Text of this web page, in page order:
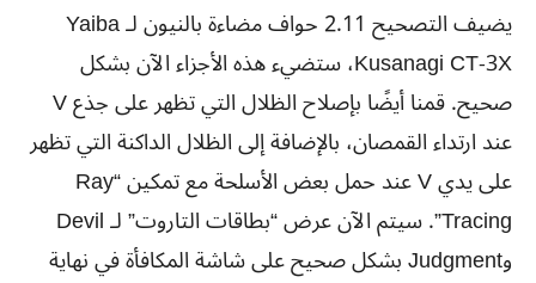
يضيف التصحيح 2.11 حواف مضاءة بالنيون لـ Yaiba
Kusanagi CT-3X، ستضيء هذه الأجزاء الآن بشكل
صحيح. قمنا أيضًا بإصلاح الظلال التي تظهر على جذع V
عند ارتداء القمصان، بالإضافة إلى الظلال الداكنة التي تظهر
على يدي V عند حمل بعض الأسلحة مع تمكين “Ray
Tracing”. سيتم الآن عرض “بطاقات التاروت” لـ Devil
وJudgment بشكل صحيح على شاشة المكافأة في نهاية